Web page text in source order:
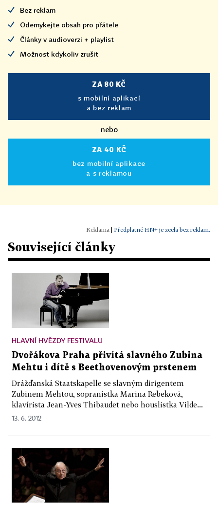
Bez reklam
Odemykejte obsah pro přátele
Články v audioverzi + playlist
Možnost kdykoliv zrušit
ZA 80 KČ
s mobilní aplikací
a bez reklam
nebo
ZA 40 KČ
bez mobilní aplikace
a s reklamou
Předplatné HN+ je zcela bez reklam.
Související články
HLAVNÍ HVĚZDY FESTIVALU
Dvořákova Praha přivítá slavného Zubina
Mehtu i dítě s Beethovenovým prstenem
Drážďanská Staatskapelle se slavným dirigentem
Zubinem Mehtou, sopranistka Marina Rebeková,
klavírista Jean-Yves Thibaudet nebo houslistka Vilde...
13. 6. 2012